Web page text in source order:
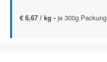
€ 6,67 / kg - je 300g Packung